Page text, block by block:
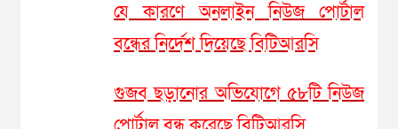
যে কারণে অনলাইন নিউজ পোর্টাল
বন্ধের নির্দেশ দিয়েছে বিটিআরসি
গুজব ছড়ানোর অভিযোগে ৫৮টি নিউজ